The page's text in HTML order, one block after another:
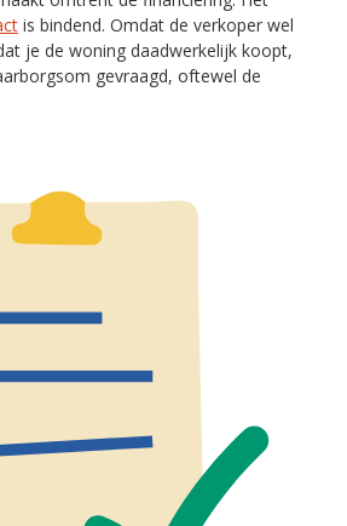
is bindend. Omdat de verkoper wel
je de woning daadwerkelijk koopt,
gevraagd, oftewel de